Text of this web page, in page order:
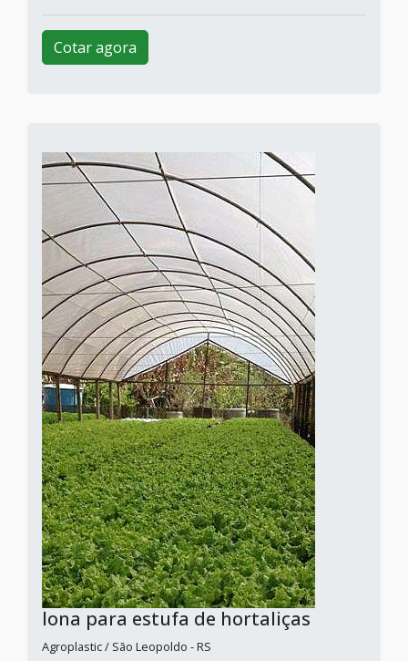
Cotar agora
lona para estufa de hortaliças
Agroplastic / São Leopoldo - RS